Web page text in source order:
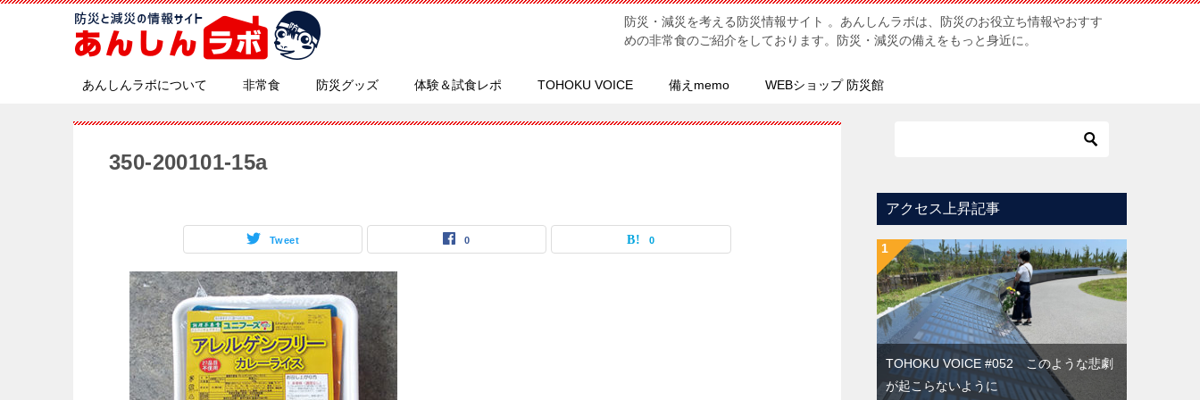
防災・減災を考える防災情報サイト 。あんしんラボは、防災のお役立ち情報やおすす
めの非常食のご紹介をしております。防災・減災の備えをもっと身近に。
あんしんラボについて 非常食 防災グッズ 体験＆試食レポ TOHOKU VOICE 備えmemo WEBショップ 防災館
350-200101-15a
Tweet 0 0
アクセス上昇記事
TOHOKU VOICE #052 このような悲劇
が起こらないように